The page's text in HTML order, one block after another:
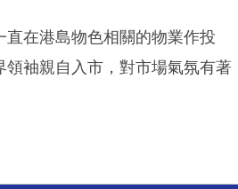
在港島物色相關的物業作投
袖親自入市，對市場氣氛有著